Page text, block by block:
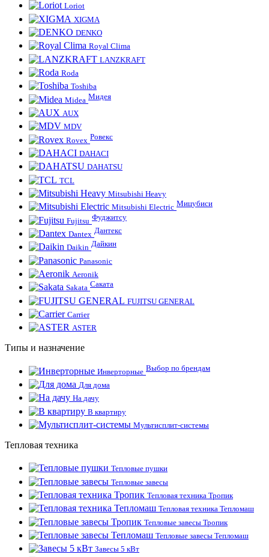
Loriot
XIGMA
DENKO
Royal Clima
LANZKRAFT
Roda
Toshiba
Midea Мидея
AUX
MDV
Rovex Ровекс
DAHACI
DAHATSU
TCL
Mitsubishi Heavy
Mitsubishi Electric Мицубиси
Fujitsu Фуджитсу
Dantex Дантекс
Daikin Дайкин
Panasonic
Aeronik
Sakata Саката
FUJITSU GENERAL
Carrier
ASTER
Типы и назначение
Инверторные Выбор по брендам
Для дома
На дачу
В квартиру
Мультисплит-системы
Тепловая техника
Тепловые пушки
Тепловые завесы
Тепловая техника Тропик
Тепловая техника Тепломаш
Тепловые завесы Тропик
Тепловые завесы Тепломаш
Завесы 5 кВт